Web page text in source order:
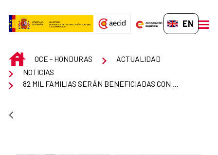
EN-GB
INICIOOCE - HONDURAS
ACTUALIDAD
NOTICIAS